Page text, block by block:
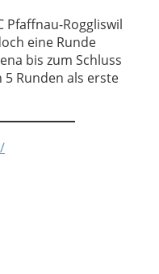
Pfaffnau-Roggliswil
eine Runde
bis zum Schluss
Runden als erste